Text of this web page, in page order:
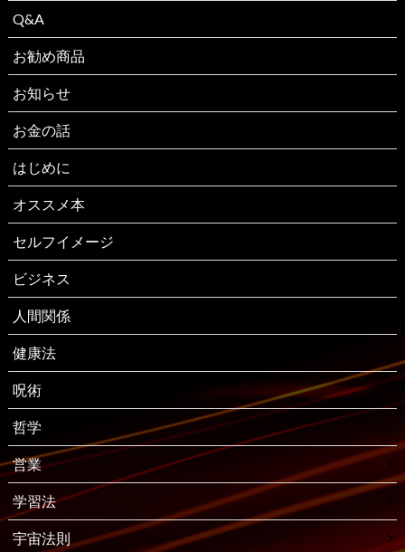
Q&A
お勧め商品
お知らせ
お金の話
はじめに
オススメ本
セルフイメージ
ビジネス
人間関係
健康法
呪術
哲学
営業
学習法
宇宙法則